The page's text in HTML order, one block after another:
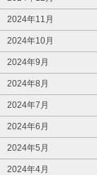
2024年11月
2024年10月
2024年9月
2024年8月
2024年7月
2024年6月
2024年5月
2024年4月